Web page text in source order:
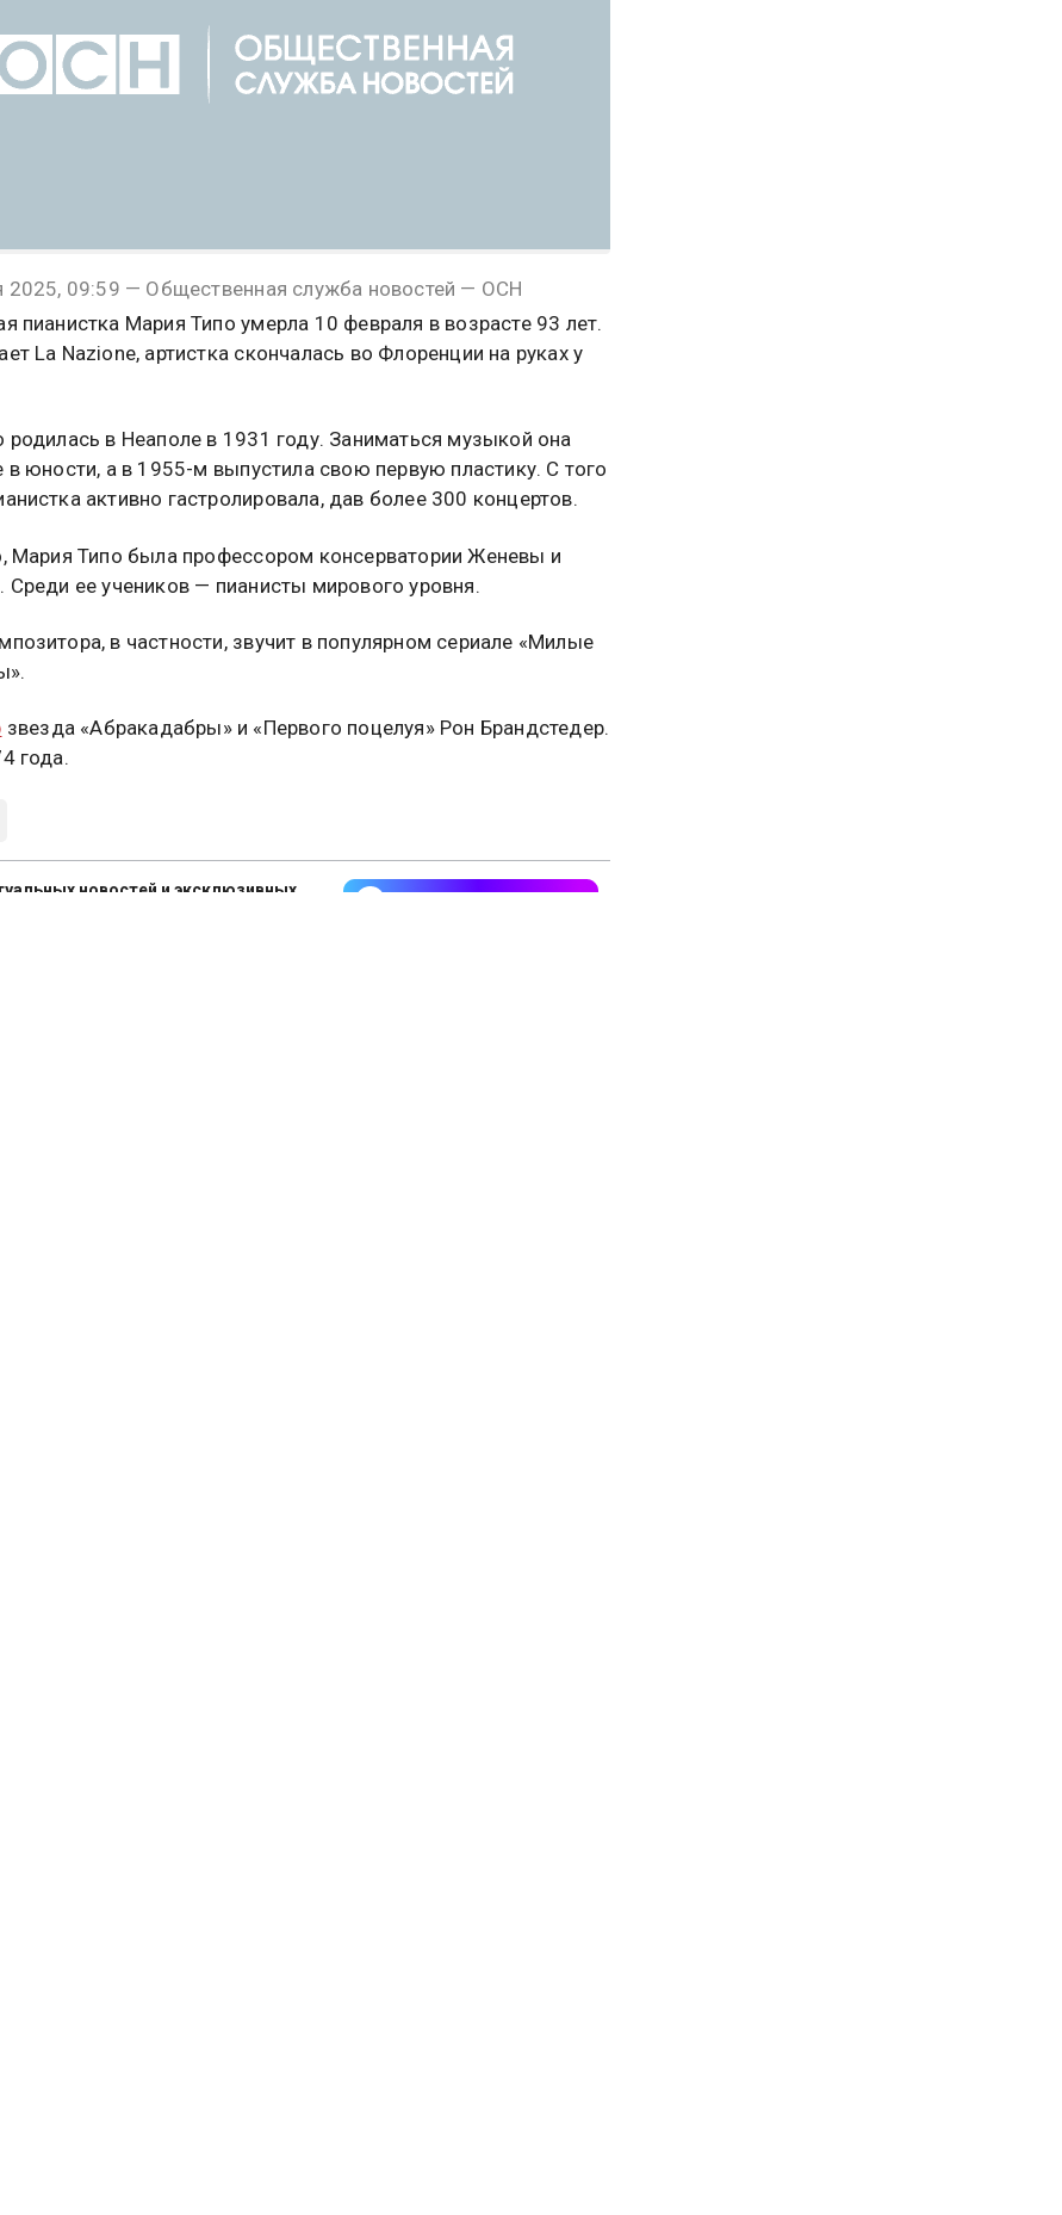
2025, 09:59 — Общественная служба новостей — ОСН
пианистка Мария Типо умерла 10 февраля в возрасте 93 лет.
La Nazione, артистка скончалась во Флоренции на руках у
родилась в Неаполе в 1931 году. Заниматься музыкой она
в юности, а в 1955-м выпустила свою первую пластику. С того
активно гастролировала, дав более 300 концертов.
Мария Типо была профессором консерватории Женевы и
Среди ее учеников — пианисты мирового уровня.
в частности, звучит в популярном сериале «Милые
звезда «Абракадабры» и «Первого поцелуя» Рон Брандстедер.
года.
новостей и эксклюзивных